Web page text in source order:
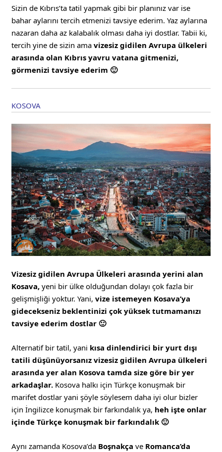
Sizin de Kıbrıs’ta tatil yapmak gibi bir planınız var ise
bahar aylarını tercih etmenizi tavsiye ederim. Yaz aylarına
nazaran daha az kalabalık olması daha iyi dostlar. Tabii ki,
tercih yine de sizin amavizesiz gidilen Avrupa ülkeleri
arasında olan Kıbrıs yavru vatana gitmenizi,
görmenizi tavsiye ederim 🙂
KOSOVA
Vizesiz gidilen Avrupa Ülkeleri arasında yerini alan
Kosava, yeni bir ülke olduğundan dolayı çok fazla bir
gelişmişliği yoktur. Yani,vize istemeyen Kosava’ya
gidecekseniz beklentinizi çok yüksek tutmamanızı
tavsiye ederim dostlar 🙂
Alternatif bir tatil, yani kısa dinlendirici bir yurt dışı
tatili düşünüyorsanız vizesiz gidilen Avrupa ülkeleri
arasında yer alan Kosova tamda size göre bir yer
arkadaşlar. Kosova halkı için Türkçe konuşmak bir
marifet dostlar yani şöyle söylesem daha iyi olur bizler
için İngilizce konuşmak bir farkındalık ya, heh işte onlar
içinde Türkçe konuşmak bir farkındalık 🙂
Aynı zamanda Kosova’da Boşnakça ve Romanca’da